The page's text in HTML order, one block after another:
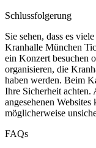
Schlussfolgerung
Sie sehen, dass es
Kranhalle München
ein Konzert besuchen
organisieren, die
haben werden. Beim
Ihre Sicherheit achten.
angesehenen
möglicherweise
FAQs